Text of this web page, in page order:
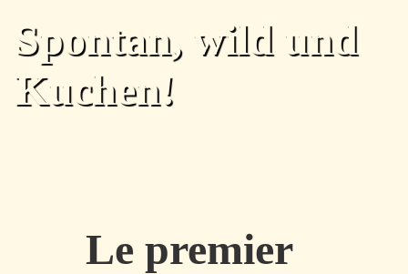
Spontan, wild und
Kuchen!
Le premier